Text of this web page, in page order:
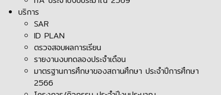
บริการ
SAR
ID PLAN
ตรวจสอบผลการเรียน
รายงานงบทดลองประจำเดือน
มาตรฐานการศึกษาของสถานศึกษา ประจำปีการศึกษา
2566